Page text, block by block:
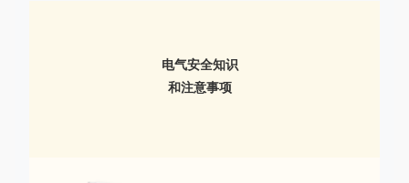
电气安全知识
和注意事项